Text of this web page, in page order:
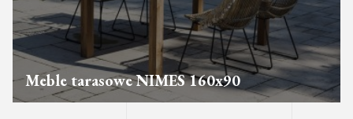
Meble tarasowe NIMES 160x90